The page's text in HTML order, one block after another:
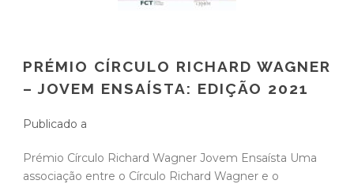
PRÉMIO CÍRCULO RICHARD WAGNER
– JOVEM ENSAÍSTA: EDIÇÃO 2021
Publicado a
Prémio Círculo Richard Wagner Jovem Ensaísta Uma
associação entre o Círculo Richard Wagner e o